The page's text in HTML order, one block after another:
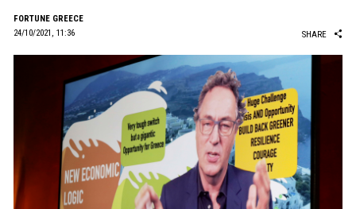
FORTUNE GREECE
24/10/2021, 11:36
SHARE